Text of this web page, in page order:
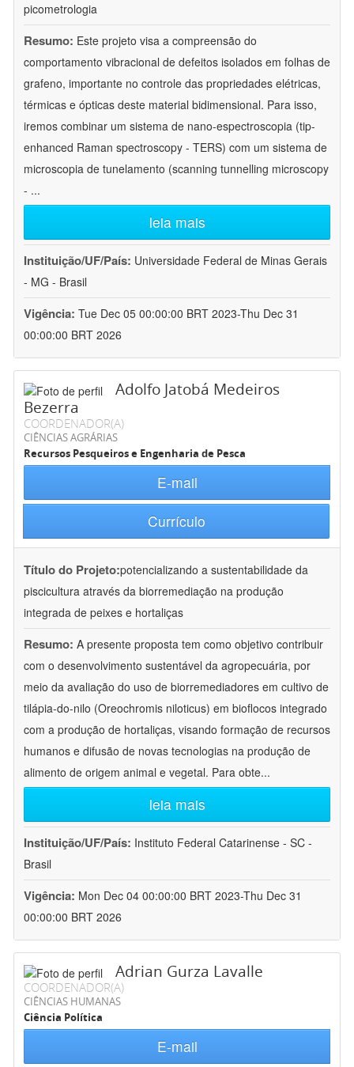
picometrologia
Resumo: Este projeto visa a compreensão do
comportamento vibracional de defeitos isolados em folhas de
grafeno, importante no controle das propriedades elétricas,
térmicas e ópticas deste material bidimensional. Para isso,
iremos combinar um sistema de nano-espectroscopia (tip-
enhanced Raman spectroscopy - TERS) com um sistema de
microscopia de tunelamento (scanning tunnelling microscopy
- ...
leia mais
Instituição/UF/País: Universidade Federal de Minas Gerais
- MG - Brasil
Vigência: Tue Dec 05 00:00:00 BRT 2023-Thu Dec 31
00:00:00 BRT 2026
Adolfo Jatobá Medeiros
Bezerra
COORDENADOR(A)
CIÊNCIAS AGRÁRIAS
Recursos Pesqueiros e Engenharia de Pesca
E-mail
Currículo
Título do Projeto:potencializando a sustentabilidade da
piscicultura através da biorremediação na produção
integrada de peixes e hortaliças
Resumo: A presente proposta tem como objetivo contribuir
com o desenvolvimento sustentável da agropecuária, por
meio da avaliação do uso de biorremediadores em cultivo de
tilápia-do-nilo (Oreochromis niloticus) em bioflocos integrado
com a produção de hortaliças, visando formação de recursos
humanos e difusão de novas tecnologias na produção de
alimento de origem animal e vegetal. Para obte...
leia mais
Instituição/UF/País: Instituto Federal Catarinense - SC -
Brasil
Vigência: Mon Dec 04 00:00:00 BRT 2023-Thu Dec 31
00:00:00 BRT 2026
Adrian Gurza Lavalle
COORDENADOR(A)
CIÊNCIAS HUMANAS
Ciência Política
E-mail